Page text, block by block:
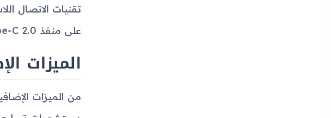
على منفذ USB Type-C 2.0 يدعم OTG، مما يتيح توصيل أجهزة خارجية عبر الـUSB.
الميزات
من الميزات